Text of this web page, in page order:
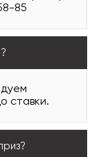
85
ставки.